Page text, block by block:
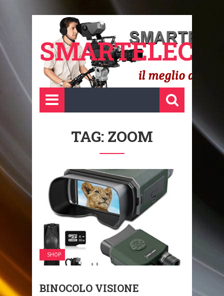
TAG: ZOOM
SHOP
BINOCOLO VISIONE